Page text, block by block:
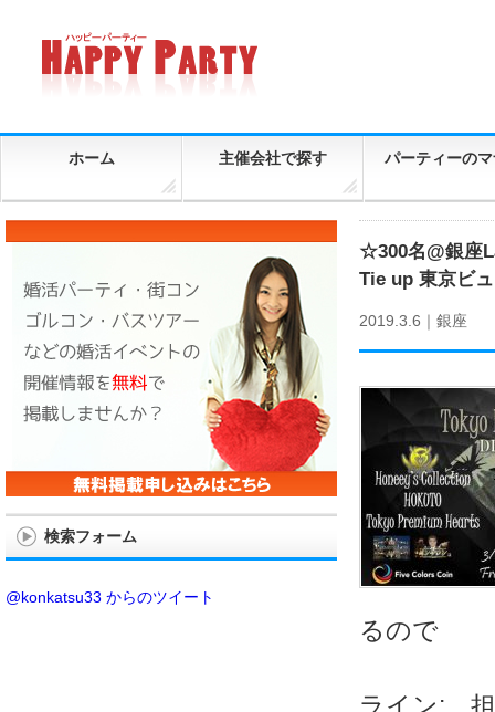
ホーム 主催会社で探す パーティーの
☆300名@銀座
Tie up 東京ビ
2019.3.6｜ 銀座
るので
ライン:
検索フォーム
@konkatsu33 からのツイート